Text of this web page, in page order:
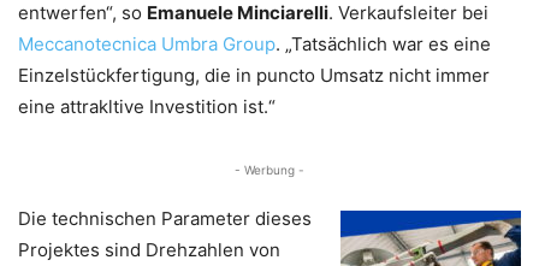
entwerfen“, so Emanuele Minciarelli. Verkaufsleiter bei
Meccanotecnica Umbra Group. „Tatsächlich war es eine
Einzelstückfertigung, die in puncto Umsatz nicht immer
eine attrakltive Investition ist.“
- Werbung -
Die technischen Parameter dieses
Projektes sind Drehzahlen von